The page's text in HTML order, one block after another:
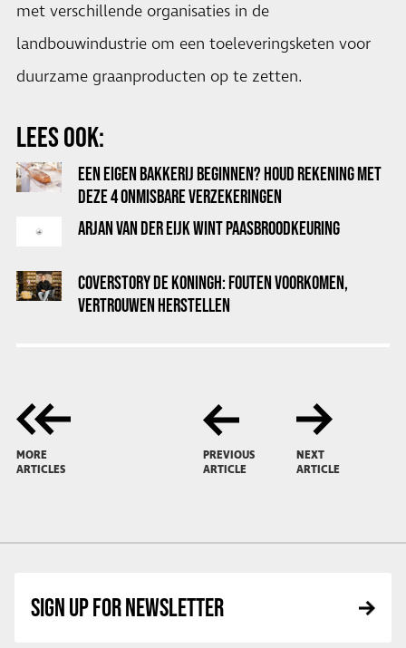
met verschillende organisaties in de
landbouwindustrie om een toeleveringsketen voor
duurzame graanproducten op te zetten.
LEES OOK:
EEN EIGEN BAKKERIJ BEGINNEN? HOUD REKENING MET
DEZE 4 ONMISBARE VERZEKERINGEN
ARJAN VAN DER EIJK WINT PAASBROODKEURING
COVERSTORY DE KONINGH: FOUTEN VOORKOMEN,
VERTROUWEN HERSTELLEN
MORE
ARTICLES
PREVIOUS
ARTICLE
NEXT
ARTICLE
SIGN UP FOR NEWSLETTER